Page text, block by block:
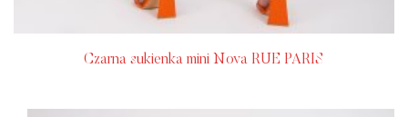
Czarna sukienka mini Nova RUE PARIS